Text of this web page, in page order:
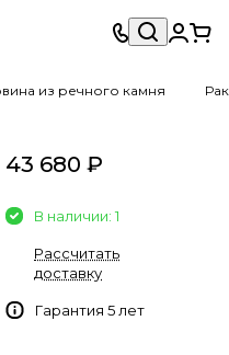
из речного камня
43 680 ₽
В наличии: 1
Рассчитать
доставку
Гарантия 5 лет